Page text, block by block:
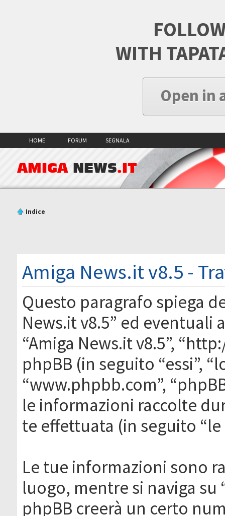
WITH
Open in
HOME FORUM SEGNALA
AMIGA NEWS.IT
Indice
Amiga News.it v8.5 -
Questo paragrafo spiega
News.it v8.5” ed eventuali
“Amiga News.it v8.5”,
phpBB (in seguito “essi”,
“www.phpbb.com”,
le informazioni raccolte
te effettuata (in seguito
Le tue informazioni sono
luogo, mentre si naviga su
phpBB creerà un certo